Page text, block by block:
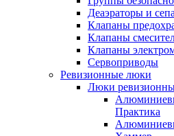
Деаэраторы и
Клапаны
Клапаны
Клапаны
Сервоприводы
Ревизионные люки
Люки
Практика